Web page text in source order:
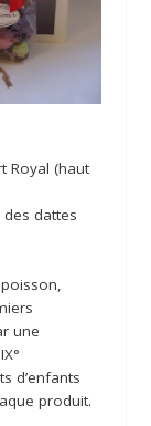
Royal (haut
dattes
une
d’enfants
produit.